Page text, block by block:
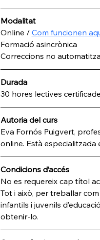
Modalitat
Online / Com funcionen
Formació asincrònica
Correccions no
Durada
30 hores lectives
Autoria del curs
Eva Fornós Puigvert,
online. Està
Condicions d’accés
No es requereix cap títol
Tot i això, per treballar
infantils i juvenils
obtenir-lo.